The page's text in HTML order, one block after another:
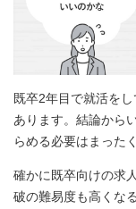
既卒2年目で就活を
あります。結論から
らめる必要はまった
確かに既卒向けの求
破の難易度も高くな